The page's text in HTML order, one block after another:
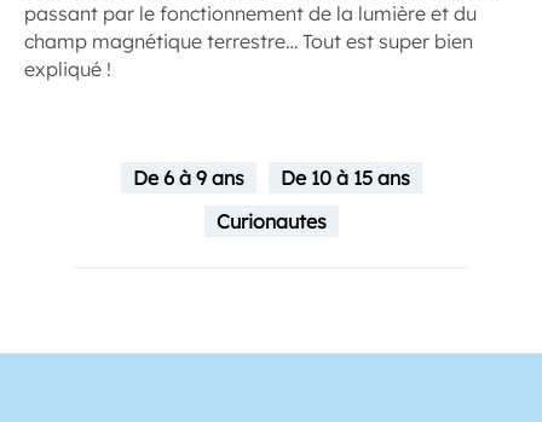
passant par le fonctionnement de la lumière et du
champ magnétique terrestre… Tout est super bien
expliqué !
De 6 à 9 ans
De 10 à 15 ans
Curionautes